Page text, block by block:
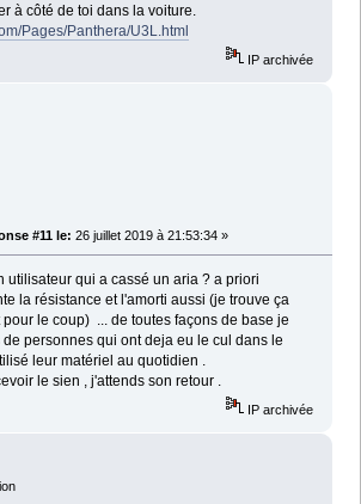
à côté de toi dans la voiture.
Pages/Panthera/U3L.html
IP archivée
#11 le: 26 juillet 2019 à 21:53:34 »
utilisateur qui a cassé un aria ? a priori
la résistance et l'amorti aussi (je trouve ça
le coup) ... de toutes façons de base je
personnes qui ont deja eu le cul dans le
leur matériel au quotidien .
le sien , j'attends son retour .
IP archivée